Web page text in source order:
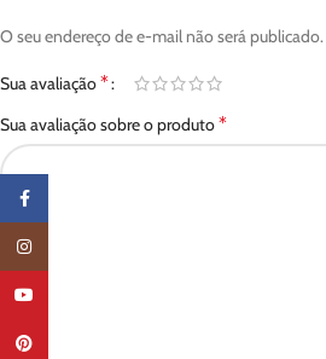
O seu endereço de e-mail não será publicado.
Sua avaliação*
Sua avaliação sobre o produto*